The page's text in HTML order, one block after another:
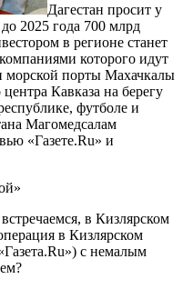
Дагестан просит у
2025 года 700 млрд
в регионе станет
которого идут
морской порты Махачкалы
Кавказа на берегу
футболе и
Магомедсалам
«Газете.Ru» и
в Кизлярском
в Кизлярском
с немалым